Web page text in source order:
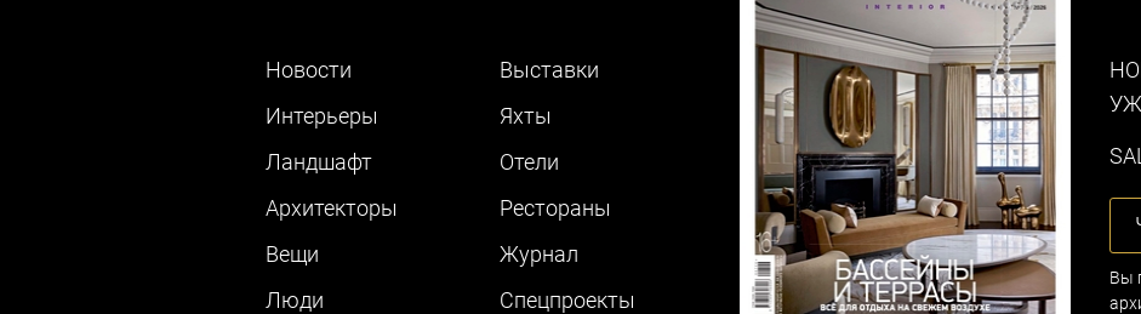
Новости
Интерьеры
Ландшафт
Архитекторы
Вещи
Люди
Выставки
Яхты
Отели
Рестораны
Журнал
Cпецпроекты
Вы